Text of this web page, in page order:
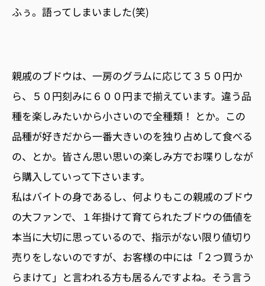
ふぅ。語ってしまいました(笑)
親戚のブドウは、一房のグラムに応じて３５０円か
ら、５０円刻みに６００円まで揃えています。違う品
種を楽しみたいから小さいので全種類！ とか。この
品種が好きだから一番大きいのを独り占めして食べる
の、とか。皆さん思い思いの楽しみ方でお喋りしなが
ら購入していって下さいます。
私はバイトの身であるし、何よりもこの親戚のブドウ
の大ファンで、１年掛けて育てられたブドウの価値を
本当に大切に思っているので、指示がない限り値切り
売りをしないのですが、お客様の中には「２つ買うか
らまけて」と言われる方も居るんですよね。そう言う